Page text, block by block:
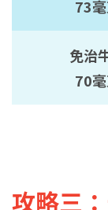
73
免治
70
攻略三